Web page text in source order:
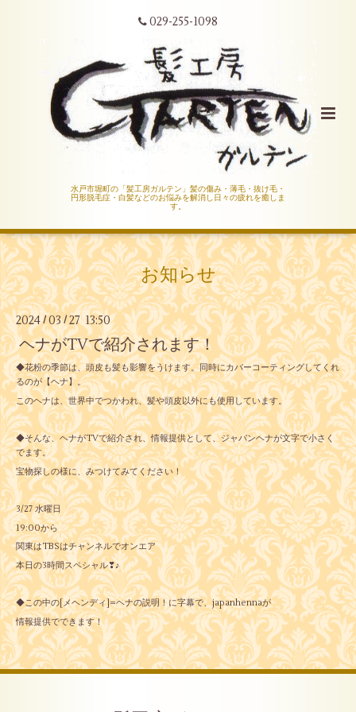
029-255-1098
水戸市堀町の「髪工房ガルテン」髪の傷み・薄毛・抜け毛・
円形脱毛症・白髪などのお悩みを解消し日々の疲れを癒しま
す。
お知らせ
2024/ 03/ 27 13:50
ヘナがTVで紹介されます！
◆花粉の季節は、頭皮も髪も影響をうけます。同時にカバーコーティングしてくれ
るのが【ヘナ】。
このヘナは、世界中でつかわれ、髪や頭皮以外にも使用しています。
◆そんな、ヘナがTVで紹介され、情報提供として、ジャパンヘナが文字で小さく
でます。
宝物探しの様に、みつけてみてください！
3/27 水曜日
19:00から
関東はTBSはチャンネルでオンエア
本日の3時間スペシャル❣♪
◆この中の[メヘンディ]=ヘナの説明！に字幕で、japanhennaが
情報提供でできます！